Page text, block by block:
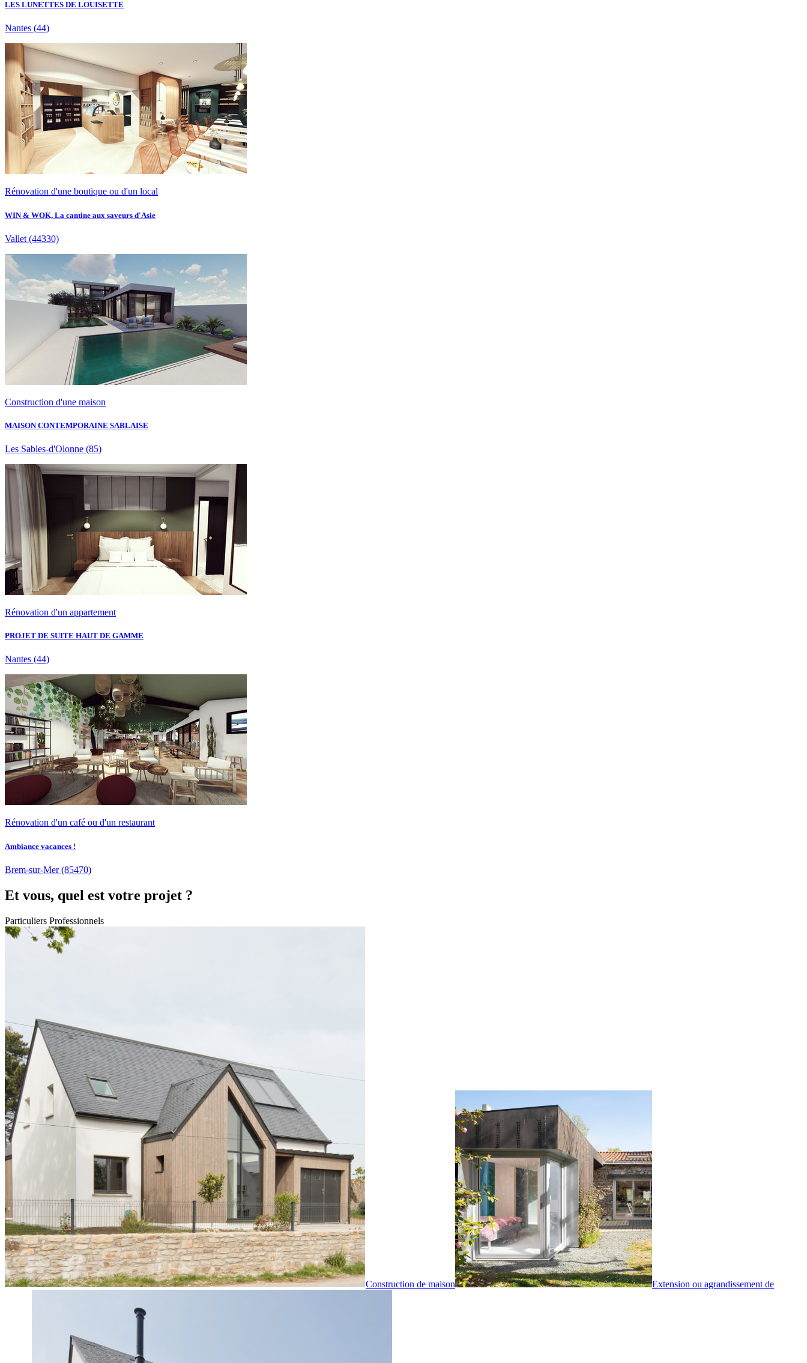
LES LUNETTES DE LOUISETTE
Nantes (44)
Rénovation d'une boutique ou d'un local
WIN & WOK, La cantine aux saveurs d'Asie
Vallet (44330)
Construction d'une maison
MAISON CONTEMPORAINE SABLAISE
Les Sables-d'Olonne (85)
Rénovation d'un appartement
PROJET DE SUITE HAUT DE GAMME
Nantes (44)
Rénovation d'un café ou d'un restaurant
Ambiance vacances !
Brem-sur-Mer(85470)
Et vous, quel est votre projet ?
Particuliers Professionnels
Construction de maison Extension ou agrandissement de